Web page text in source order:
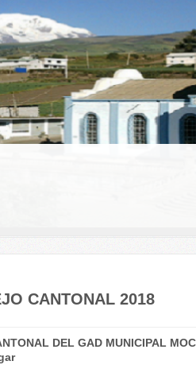
CANTONAL 2018
DEL GAD MUNICIPAL